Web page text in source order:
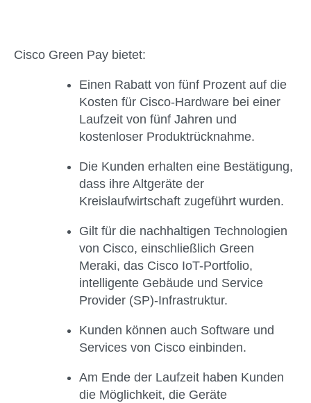
Cisco Green Pay bietet:
Einen Rabatt von fünf Prozent auf die
Kosten für Cisco-Hardware bei einer
Laufzeit von fünf Jahren und
kostenloser Produktrücknahme.
Die Kunden erhalten eine Bestätigung,
dass ihre Altgeräte der
Kreislaufwirtschaft zugeführt wurden.
Gilt für die nachhaltigen Technologien
von Cisco, einschließlich Green
Meraki, das Cisco IoT-Portfolio,
intelligente Gebäude und Service
Provider (SP)-Infrastruktur.
Kunden können auch Software und
Services von Cisco einbinden.
Am Ende der Laufzeit haben Kunden
die Möglichkeit, die Geräte